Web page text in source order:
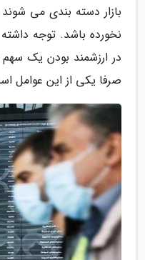
بازار دسته بندی می
نخورده باشد. توجه
صرفا یکی از این عوامل